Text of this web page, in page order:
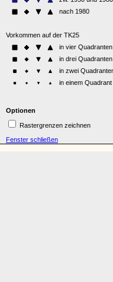
Optionen
Rastergrenzen zeichnen
Fenster schließen